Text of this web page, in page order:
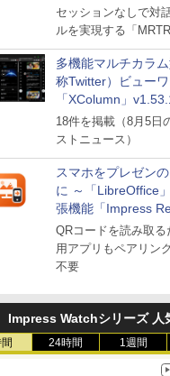
レスへ
セッションなしで対
ルを実現する「
多機能マルチカラ
称Twitter）ビュー
「XColumn」
18件を掲載（8月5日
ストニュース）
スマホをプレゼン
に ～「LibreOffice
張機能「Impress
が公開
QRコードを読み取る
用アプリもペアリン
不要
Impress Watchシリーズ 人
24時間 1週間